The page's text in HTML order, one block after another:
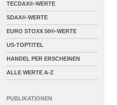
TECDAX®-WERTE
SDAX®-WERTE
EURO STOXX 50®-WERTE
US-TOPTITEL
HANDEL PER ERSCHEINEN
ALLE WERTE A-Z
PUBLIKATIONEN